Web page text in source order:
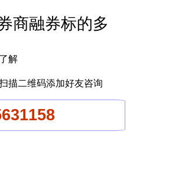
商融券标的多
解
描二维码添加好友咨询